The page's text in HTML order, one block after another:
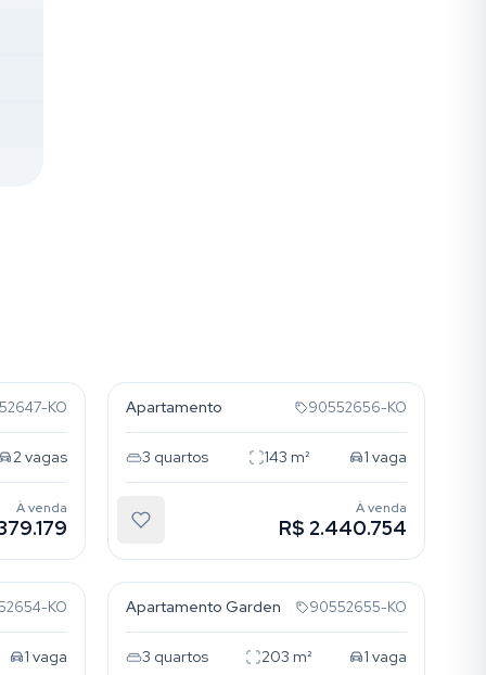
KO
2vagas
À venda
Apartamento 90552656-KO
3 quartos 143 m² 1 vaga
À venda
R$ 2.440.754
KO
1 vaga
Rio Branco
Apartamento Garden 90552655-KO
3 quartos 203 m² 1 vaga